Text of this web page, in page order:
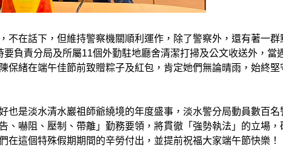
不在話下，但維持警察機關順利運作，除了警察外，還有著一群
負責分局及所屬11個外勤駐地廳舍清潔打掃及公文收送外，當
保緒在端午佳節前致贈粽子及紅包，肯定她們無論晴雨，始終堅
也是淡水清水巖祖師爺繞境的年度盛事，淡水警分局動員數百名
、嚇阻、壓制、帶離」勤務要領，將貫徹「強勢執法」的立場，
在這個特殊假期期間的辛勞付出，並提前祝福大家端午節快樂！